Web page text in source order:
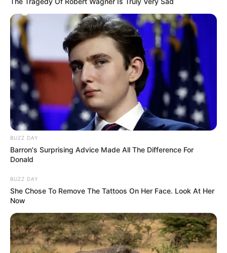
BUZZ DAY
Barron's Surprising Advice Made All The Difference For
Donald
BUZZ DAY
She Chose To Remove The Tattoos On Her Face. Look At Her
Now